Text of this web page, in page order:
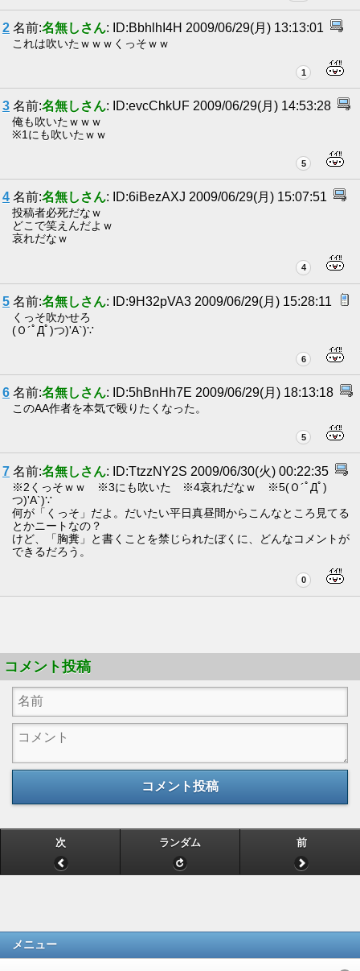
2 名前:名無しさん: ID:BbhlhI4H 2009/06/29(月) 13:13:01
これは吹いたｗｗｗくっそｗｗ
1
3 名前:名無しさん: ID:evcChkUF 2009/06/29(月) 14:53:28
俺も吹いたｗｗｗ
※1にも吹いたｗｗ
5
4 名前:名無しさん: ID:6iBezAXJ 2009/06/29(月) 15:07:51
投稿者必死だなｗ
どこで笑えんだよｗ
哀れだなｗ
4
5 名前:名無しさん: ID:9H32pVA3 2009/06/29(月) 15:28:11
くっそ吹かせろ
(Ｏ´ﾟДﾟ)つ)'A`)∵
6
6 名前:名無しさん: ID:5hBnHh7E 2009/06/29(月) 18:13:18
このAA作者を本気で殴りたくなった。
5
7 名前:名無しさん: ID:TtzzNY2S 2009/06/30(火) 00:22:35
※2くっそｗｗ ※3にも吹いた ※4哀れだなｗ ※5(Ｏ´ﾟДﾟ)
つ)'A`)∵
何が「くっそ」だよ。だいたい平日真昼間からこんなところ見てる
とかニートなの？
けど、「胸糞」と書くことを禁じられたぼくに、どんなコメントが
できるだろう。
0
コメント投稿
コメント投稿
次 ランダム 前
メニュー